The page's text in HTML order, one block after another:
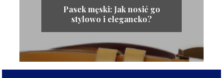
Pasek męski: Jak nosić go
stylowo i elegancko?